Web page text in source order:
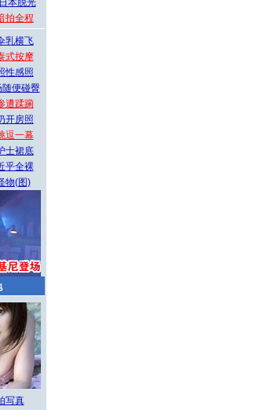
本脱光
拍全程
乳横飞
式按摩
性感照
便碰臀
遭蹂躏
开房照
逗一幕
士裙底
乎全裸
物(图)
写真